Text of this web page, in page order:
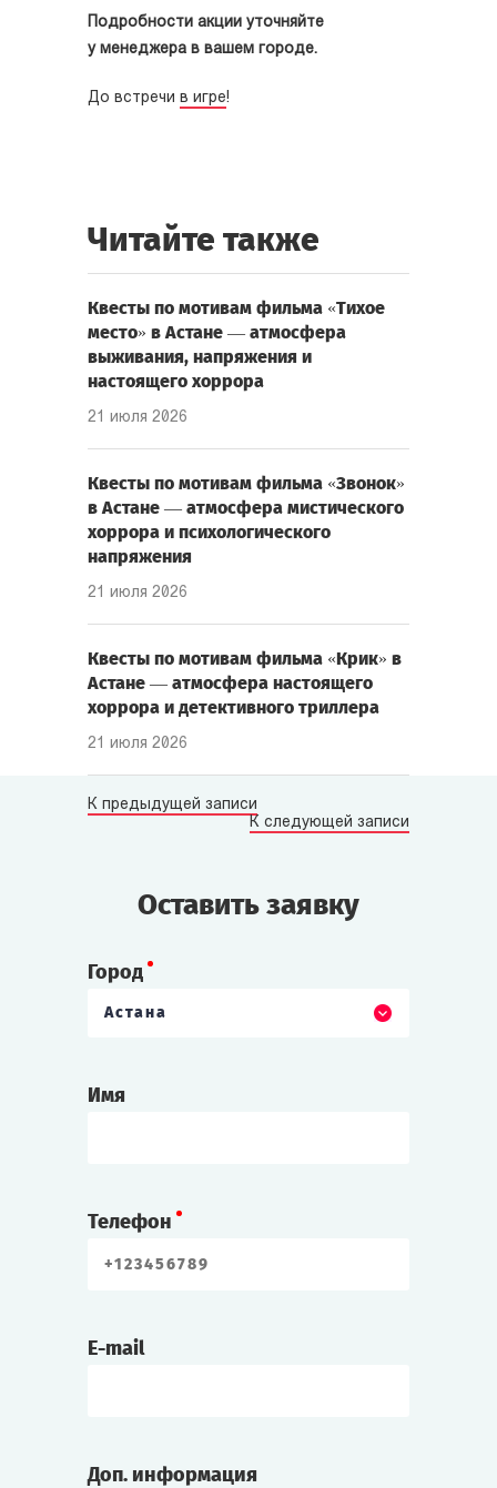
Подробности акции уточняйте
у менеджера в вашем городе.
До встречи в игре!
Читайте также
Квесты по мотивам фильма «Тихое
место» в Астане — атмосфера
выживания, напряжения и
настоящего хоррора
21 июля 2026
Квесты по мотивам фильма «Звонок»
в Астане — атмосфера мистического
хоррора и психологического
напряжения
21 июля 2026
Квесты по мотивам фильма «Крик» в
Астане — атмосфера настоящего
хоррора и детективного триллера
21 июля 2026
К предыдущей записи
К следующей записи
Оставить заявку
Город
Астана
Имя
Телефон
E-mail
Доп. информация